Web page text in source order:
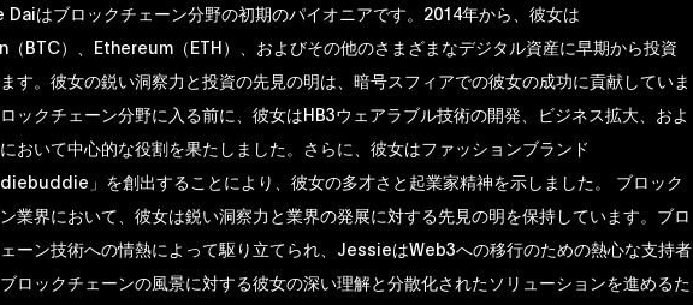
はブロックチェーン分野の初期のパイオニアです。2014年から、彼女は
BTC）、Ethereum（ETH）、およびその他のさまざまなデジタル資産に早期から投資
す。彼女の鋭い洞察力と投資の先見の明は、暗号スフィアでの彼女の成功に貢献していま
ックチェーン分野に入る前に、彼女はHB3ウェアラブル技術の開発、ビジネス拡大、およ
おいて中心的な役割を果たしました。さらに、彼女はファッションブランド
」を創出することにより、彼女の多才さと起業家精神を示しました。 ブロック
業界において、彼女は鋭い洞察力と業界の発展に対する先見の明を保持しています。ブロ
ーン技術への情熱によって駆り立てられ、JessieはWeb3への移行のための熱心な支持者
ロックチェーンの風景に対する彼女の深い理解と分散化されたソリューションを進めるた